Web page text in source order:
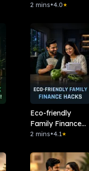
ఖర్చులు తగ్గించండి!
2 mins•4.0★
Eco-friendly
Family Finance
Hacks
2 mins•4.1★